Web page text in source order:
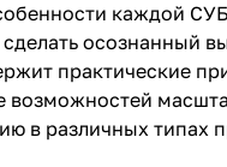
каждой
осознанный
практические
возможностей
в различных типах